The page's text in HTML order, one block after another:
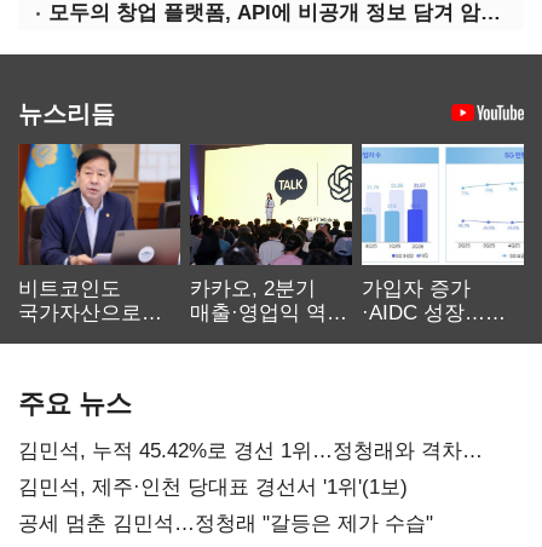
모두의 창업 플랫폼, API에 비공개 정보 담겨 암호키까지 새나갔다
뉴스리듬
비트코인도
국가자산으로…'
카카오, 2분기
매출·영업익 역대
가입자 증가
·AIDC 성장…
주요 뉴스
김민석, 누적 45.42%로 경선 1위…정청래와 격차
0.86%p(2보)
김민석, 제주·인천 당대표 경선서 '1위'(1보)
공세 멈춘 김민석…정청래 "갈등은 제가 수습"